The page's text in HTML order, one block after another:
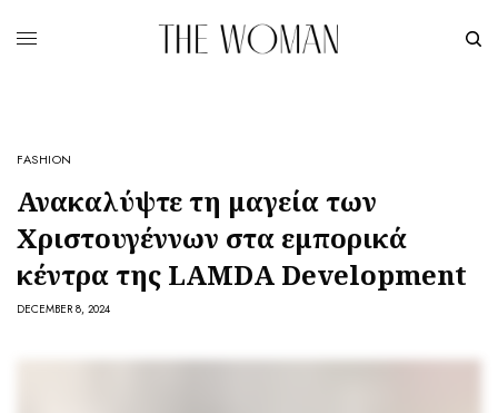
FASHION
Ανακαλύψτε τη μαγεία των
Χριστουγέννων στα εμπορικά
κέντρα της LAMDA Development
DECEMBER 8, 2024